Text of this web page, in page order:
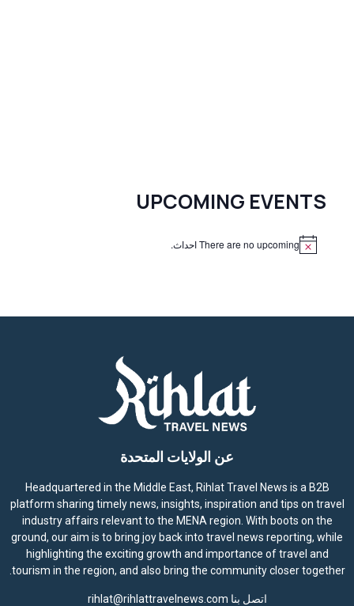
UPCOMING EVENTS
There are no upcoming احداث.
عن الولايات المتحدة
Headquartered in the Middle East, Rihlat Travel News is a B2B
platform sharing timely news, insights, inspiration and tips on travel
industry affairs relevant to the MENA region. With boots on the
ground, our aim is to bring joy back into travel news reporting, while
highlighting the exciting growth and importance of travel and
tourism in the region, and also bring the community closer together.
اتصل بنا rihlat@rihlattravelnews.com